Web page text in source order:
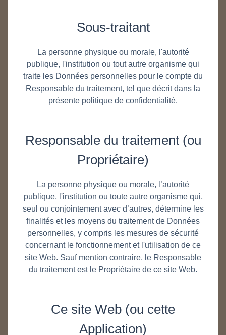
Sous-traitant
La personne physique ou morale, l'autorité
publique, l'institution ou tout autre organisme qui
traite les Données personnelles pour le compte du
Responsable du traitement, tel que décrit dans la
présente politique de confidentialité.
Responsable du traitement (ou
Propriétaire)
La personne physique ou morale, l’autorité
publique, l'institution ou toute autre organisme qui,
seul ou conjointement avec d’autres, détermine les
finalités et les moyens du traitement de Données
personnelles, y compris les mesures de sécurité
concernant le fonctionnement et l'utilisation de ce
site Web. Sauf mention contraire, le Responsable
du traitement est le Propriétaire de ce site Web.
Ce site Web (ou cette
Application)